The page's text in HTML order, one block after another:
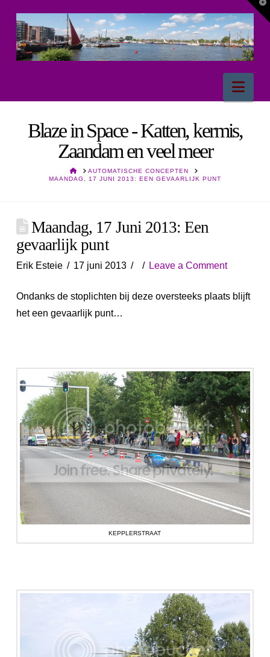
Blaze in Space - Katten, kermis,
Zaandam en veel meer
HOMEAUTOMATISCHE CONCEPTEN
MAANDAG, 17 JUNI 2013: EEN GEVAARLIJK PUNT
Maandag, 17 Juni 2013: Een
gevaarlijk punt
Erik Esteie 17 juni 2013 Leave a Comment
Ondanks de stoplichten bij deze oversteeks plaats blijft
het een gevaarlijk punt…
KEPPLERSTRAAT